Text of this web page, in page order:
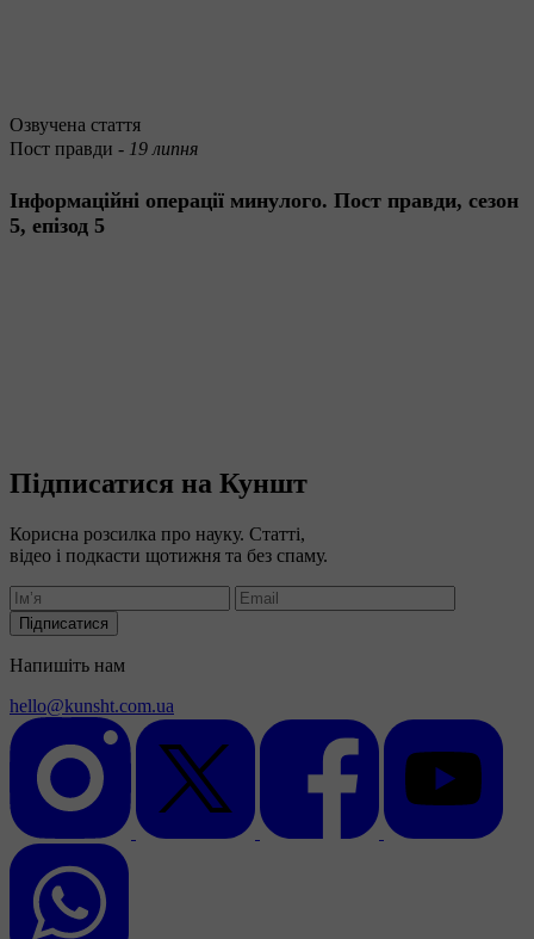
Озвучена стаття
Пост правди - 19 липня
Інформаційні операції минулого. Пост правди, сезон
5, епізод 5
Підписатися на Куншт
Корисна розсилка про науку. Статті,
відео і подкасти щотижня та без спаму.
Підписатися
Напишіть нам
hello@kunsht.com.ua